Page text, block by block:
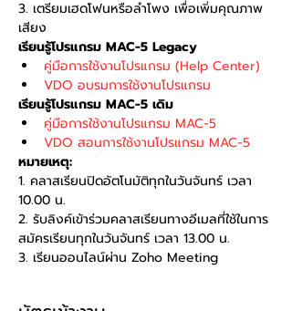
3. เตรียมเฮดโฟนหรือลำโพง เพื่อเพิ่มคุณภาพ
เสียง
เรียนรู้โปรแกรม MAC-5 Legacy
คู่มือการใช้งานโปรแกรม (Help Center)
VDO อบรมการใช้งานโปรแกรม
เรียนรู้โปรแกรม MAC-5 เดิม
คู่มือการใช้งานโปรแกรม MAC-5
VDO สอนการใช้งานโปรแกรม MAC-5
หมายเหตุ:
1. คลาสเรียนปิดอัตโนมัติทุกในวันจันทร์ เวลา
10.00 น.
2. รับลิงค์เข้าร่วมคลาสเรียนทางอีเมลที่ใช้ในการ
สมัครเรียนทุกในวันจันทร์ เวลา 13.00 น.
3. เรียนออนไลน์ผ่าน Zoho Meeting